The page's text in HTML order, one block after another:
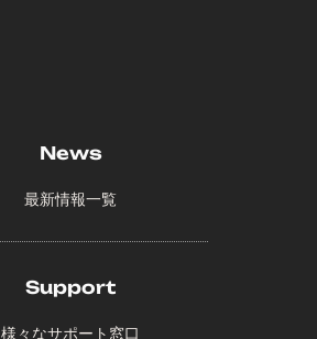
News
最新情報一覧
Support
様々なサポート窓口